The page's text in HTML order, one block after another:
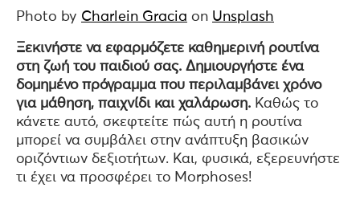
Photo by Charlein Gracia on Unsplash
Ξεκινήστε να εφαρμόζετε καθημερινή ρουτίνα
στη ζωή του παιδιού σας. Δημιουργήστε ένα
δομημένο πρόγραμμα που περιλαμβάνει χρόνο
για μάθηση, παιχνίδι και χαλάρωση. Καθώς το
κάνετε αυτό, σκεφτείτε πώς αυτή η ρουτίνα
μπορεί να συμβάλει στην ανάπτυξη βασικών
οριζόντιων δεξιοτήτων. Και, φυσικά, εξερευνήστε
τι έχει να προσφέρει το Morphoses!